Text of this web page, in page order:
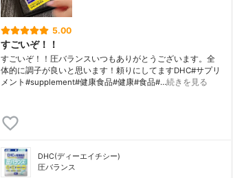
5.00
すごいぞ！！
すごいぞ！！圧バランスいつもありがとうございます。全
体的に調子が良いと思います！頼りにしてますDHC#サプリ
メント#supplement#健康食品#健康#食品#…続きを見る
DHC(ディーエイチシー)
圧バランス